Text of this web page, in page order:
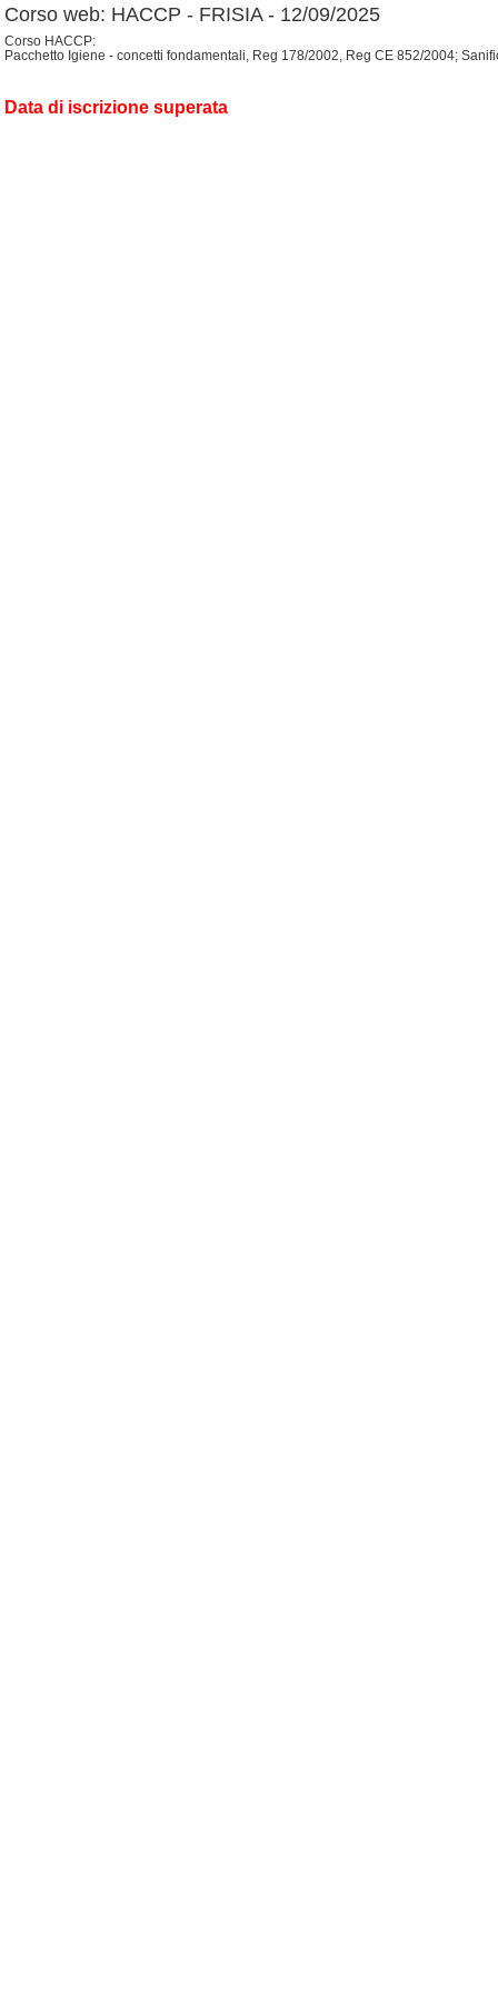
Corso web: HACCP - FRISIA - 12/09/2025
Corso HACCP:
Pacchetto Igiene - concetti fondamentali, Reg 178/2002, Reg CE 852/2004;
Data di iscrizione superata